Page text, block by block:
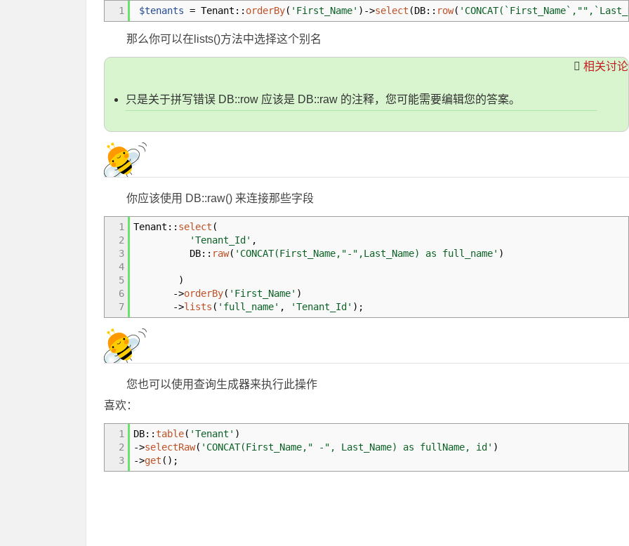
1 $tenants = Tenant :: orderBy( 'First_Name' ) ->select (DB:: row(
那么你可以在lists()方法中选择这个别名
相关讨论
只是关于拼写错误 DB::row 应该是 DB::raw 的注释，您可能需要编辑您的答案。
你应该使用 DB::raw() 来连接那些字段
1
2
3
4
5
6
7
Tenant :: select (
'Tenant_Id' ,
DB:: raw( 'CONCAT(First_Name,"-",Last_Name) as full_name' )
)
->orderBy( 'First_Name' )
->lists ( 'full_name' , 'Tenant_Id' ) ;
您也可以使用查询生成器来执行此操作
喜欢：
1
2
3
DB::table( 'Tenant' )
->selectRaw( 'CONCAT(First_Name," -", Last_Name) as fullName, id' )
->get ( ) ;